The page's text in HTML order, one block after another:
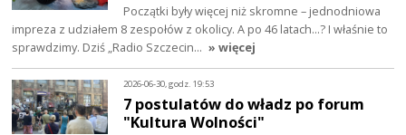
Początki były więcej niż skromne – jednodniowa
impreza z udziałem 8 zespołów z okolicy. A po 46 latach…? I właśnie to
sprawdzimy. Dziś „Radio Szczecin… » więcej
2026-06-30, godz. 19:53
7 postulatów do władz po forum
"Kultura Wolności"